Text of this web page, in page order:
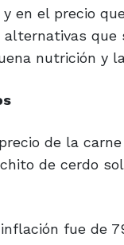
en el precio
que
nutrición y
de la
de cerdo
fue de